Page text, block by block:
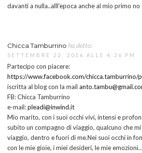
davanti a nulla..alll’epoca anche al mio primo no
Chicca Tamburrino ha detto:
SETTEMBRE 22, 2016 ALLE 4:26 PM
Partecipo con piacere:
https://www.facebook.com/
iscritta al blog con la mail
FB: Chicca Tamburrino
e-mail:pleadi@inwind.it
Mio marito, con i suoi occhi vivi, intensi e
subito un compagno di viaggio, qualcuno che
viaggio, dentro e fuori di me.Nei suoi occhi in
con le mie gioie, i miei desideri, le mie